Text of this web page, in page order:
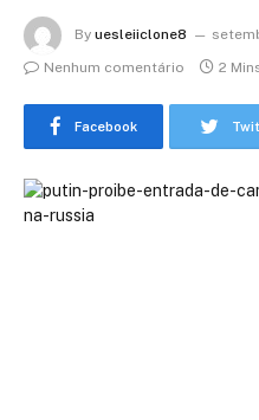
By uesleiiclone8
Nenhum comentário
2
Facebook